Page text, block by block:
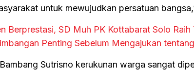
untuk mewujudkan persatuan
Berprestasi, SD Muh PK Kottabarat Solo
Penting Sebelum Mengajukan
Sutrisno kerukunan warga sangat